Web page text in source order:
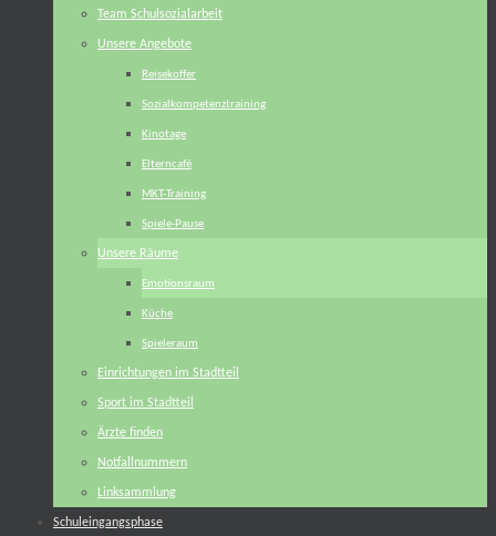
Team Schulsozialarbeit
Unsere Angebote
Reisekoffer
Sozialkompetenztraining
Kinotage
Elterncafé
MKT-Training
Spiele-Pause
Unsere Räume
Emotionsraum
Küche
Spieleraum
Einrichtungen im Stadtteil
Sport im Stadtteil
Ärzte finden
Notfallnummern
Linksammlung
Schuleingangsphase